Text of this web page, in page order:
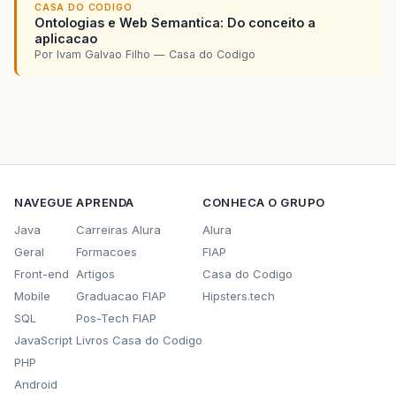
CASA DO CODIGO
Ontologias e Web Semantica: Do conceito a
aplicacao
Por Ivam Galvao Filho — Casa do Codigo
NAVEGUE
Java
Geral
Front-end
Mobile
SQL
JavaScript
PHP
Android
APRENDA
Carreiras Alura
Formacoes
Artigos
Graduacao FIAP
Pos-Tech FIAP
Livros Casa do Codigo
CONHECA O GRUPO
Alura
FIAP
Casa do Codigo
Hipsters.tech